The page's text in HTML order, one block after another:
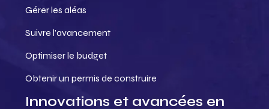
Gérer les aléas
Suivre l’avancement
Optimiser le budget
Obtenir un permis de construire
Innovations et avancées en